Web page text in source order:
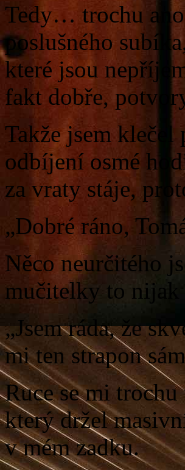
Tedy… trochu
poslušného
které jsou
fakt dobře,
Takže jsem klečel
odbíjení osmé
za vraty stáje,
„Dobré ráno,
Něco neurčitého
mučitelky to nijak
„Jsem ráda, že
mi ten strapon
Ruce se mi
který držel
v mém zadku.